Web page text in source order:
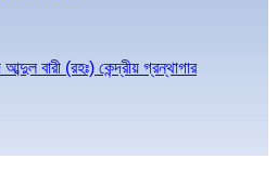
বারী (রহঃ) কেন্দ্রীয় গ্রন্থাগার